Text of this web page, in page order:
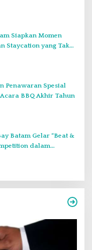
Siapkan Momen
Staycation yang Tak
2025
Penawaran Spesial
BBQ Akhir Tahun
Batam Gelar “Beat &
dalam
2